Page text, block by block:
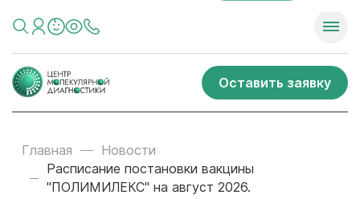
Оставить заявку
Главная
Новости
Расписание постановки вакцины
"ПОЛИМИЛЕКС" на август 2026.